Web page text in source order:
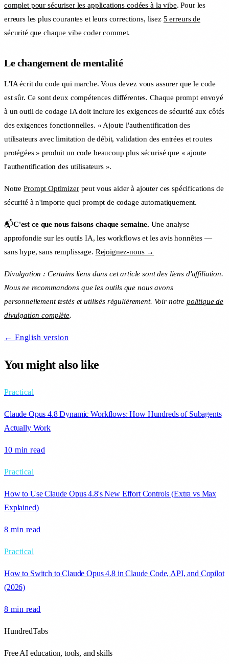
complet pour sécuriser les applications codées à la vibe. Pour les
erreurs les plus courantes et leurs corrections, lisez 5 erreurs de
sécurité que chaque vibe coder commet.
Le changement de mentalité
L'IA écrit du code qui marche. Vous devez vous assurer que le code
est sûr. Ce sont deux compétences différentes. Chaque prompt envoyé
à un outil de codage IA doit inclure les exigences de sécurité aux côtés
des exigences fonctionnelles. « Ajoute l'authentification des
utilisateurs avec limitation de débit, validation des entrées et routes
protégées » produit un code beaucoup plus sécurisé que « ajoute
l'authentification des utilisateurs ».
NotrePrompt Optimizerpeut vous aider à ajouter ces spécifications de
sécurité à n'importe quel prompt de codage automatiquement.
📬C'est ce que nous faisons chaque semaine. Une analyse
approfondie sur les outils IA, les workflows et les avis honnêtes —
sans hype, sans remplissage. Rejoignez-nous →
Divulgation : Certains liens dans cet article sont des liens d'affiliation.
Nous ne recommandons que les outils que nous avons
personnellement testés et utilisés régulièrement. Voir notre politique de
divulgation complète.
← English version
You might also like
Practical
Claude Opus 4.8 Dynamic Workflows: How Hundreds of Subagents
Actually Work
10 min read
Practical
How to Use Claude Opus 4.8's New Effort Controls (Extra vs Max
Explained)
8 min read
Practical
How to Switch to Claude Opus 4.8 in Claude Code, API, and Copilot
(2026)
8 min read
HundredTabs
Free AI education, tools, and skills